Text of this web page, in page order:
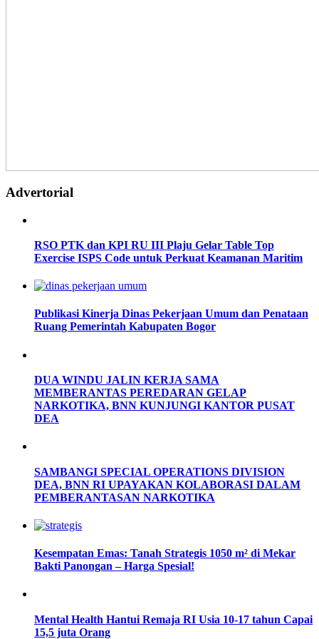
Advertorial
RSO PTK dan KPI RU III Plaju Gelar Table Top
Exercise ISPS Code untuk Perkuat Keamanan Maritim
Publikasi Kinerja Dinas Pekerjaan Umum dan Penataan
Ruang Pemerintah Kabupaten Bogor
DUA WINDU JALIN KERJA SAMA
MEMBERANTAS PEREDARAN GELAP
NARKOTIKA, BNN KUNJUNGI KANTOR PUSAT
DEA
SAMBANGI SPECIAL OPERATIONS DIVISION
DEA, BNN RI UPAYAKAN KOLABORASI DALAM
PEMBERANTASAN NARKOTIKA
Kesempatan Emas: Tanah Strategis 1050 m² di Mekar
Bakti Panongan – Harga Spesial!
Mental Health Hantui Remaja RI Usia 10-17 tahun Capai
15,5 juta Orang